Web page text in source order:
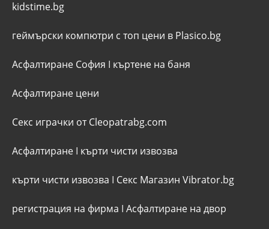
kidstime.bg
геймърски компютри с топ цени в Plasico.bg
Асфалтиране София I къртене на баня
Асфалтиране цени
Секс играчки от Cleopatrabg.com
Асфалтиране I кърти чисти извозва
кърти чисти извозва I Секс Магазин Vibrator.bg
регистрация на фирма I Асфалтиране на двор